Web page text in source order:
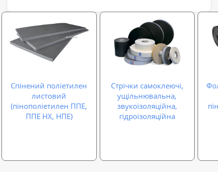
Спінений поліетилен
листовий
(пінополіетилен ППЕ,
ППЕ НХ, НПЕ)
Стрічки самоклеючі,
ущільнювальна,
звукоізоляційна,
гідроізоляційна